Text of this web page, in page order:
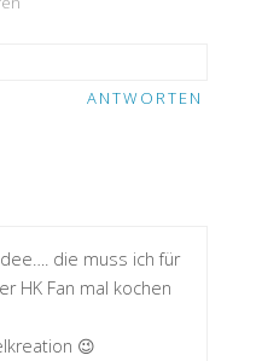
ANTWORTEN
die muss ich für
HK Fan mal kochen
😉